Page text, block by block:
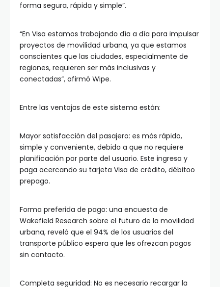
forma segura, rápida y simple”.
“En Visa estamos trabajando día a día para impulsar
proyectos de movilidad urbana, ya que estamos
conscientes que las ciudades, especialmente de
regiones, requieren ser más inclusivas y
conectadas”, afirmó Wipe.
Entre las ventajas de este sistema están:
Mayor satisfacción del pasajero: es más rápido,
simple y conveniente, debido a que no requiere
planificación por parte del usuario. Este ingresa y
paga acercando su tarjeta Visa de crédito, débitoo
prepago.
Forma preferida de pago: una encuesta de
Wakefield Research sobre el futuro de la movilidad
urbana, reveló que el 94% de los usuarios del
transporte público espera que les ofrezcan pagos
sin contacto.
Completa seguridad: No es necesario recargar la